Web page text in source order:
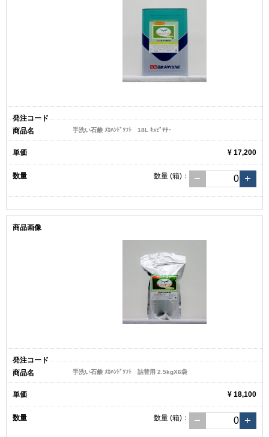
手洗い石鹸 ﾒｶﾊﾝﾄﾞｿﾌﾄ 18L ｷｭﾋﾟﾃﾅｰ
¥ 17,200
数量 (箱) ：
手洗い石鹸 ﾒｶﾊﾝﾄﾞｿﾌﾄ 詰替用 2.5kgX6袋
¥ 18,100
数量 (箱) ：